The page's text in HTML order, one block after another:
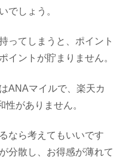
でしょう。
ってしまうと、ポイント
イントが貯まりません。
ANAマイルで、楽天カ
がありません。
なら考えてもいいです
分散し、お得感が薄れて